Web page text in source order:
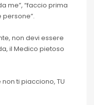
me”, “faccio prima
non devi essere
il Medico pietoso
ti piacciono, TU